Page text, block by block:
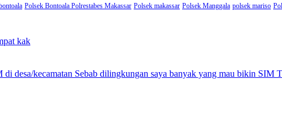
Polsek Bontoala Polrestabes Makassar Polsek makassar Polsek Manggala polsek mariso
kak
desa/kecamatan Sebab dilingkungan saya banyak yang mau bikin